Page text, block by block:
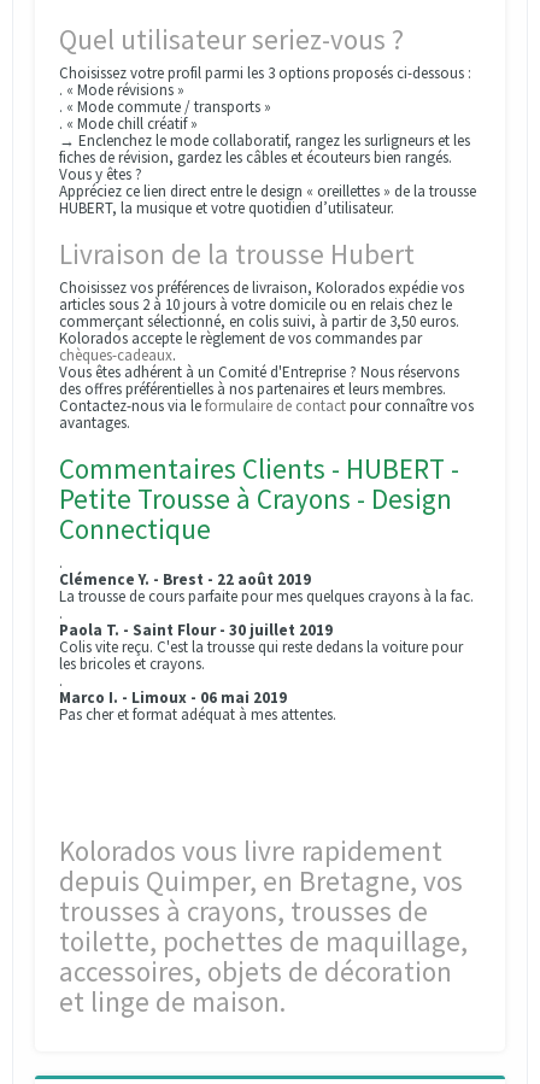
Quel utilisateur seriez-vous ?
Choisissez votre profil parmi les 3 options proposés ci-dessous :
. « Mode révisions »
. « Mode commute / transports »
. « Mode chill créatif »
→ Enclenchez le mode collaboratif, rangez les surligneurs et les
fiches de révision, gardez les câbles et écouteurs bien rangés.
Vous y êtes ?
Appréciez ce lien direct entre le design « oreillettes » de la trousse
HUBERT, la musique et votre quotidien d’utilisateur.
Livraison de la trousse Hubert
Choisissez vos préférences de livraison, Kolorados expédie vos
articles sous 2 à 10 jours à votre domicile ou en relais chez le
commerçant sélectionné, en colis suivi, à partir de 3,50 euros.
Kolorados accepte le règlement de vos commandes par
chèques-cadeaux.
Vous êtes adhérent à un Comité d'Entreprise ? Nous réservons
des offres préférentielles à nos partenaires et leurs membres.
Contactez-nous via leformulaire de contactpour connaître vos
avantages.
Commentaires Clients - HUBERT -
Petite Trousse à Crayons - Design
Connectique
.
Clémence Y. - Brest - 22 août 2019
La trousse de cours parfaite pour mes quelques crayons à la fac.
.
Paola T. - Saint Flour - 30 juillet 2019
Colis vite reçu. C'est la trousse qui reste dedans la voiture pour
les bricoles et crayons.
.
Marco I. - Limoux - 06 mai 2019
Pas cher et format adéquat à mes attentes.
Kolorados vous livre rapidement
depuis Quimper, en Bretagne, vos
trousses à crayons, trousses de
toilette, pochettes de maquillage,
accessoires, objets de décoration
et linge de maison.